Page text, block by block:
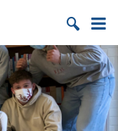
Suche